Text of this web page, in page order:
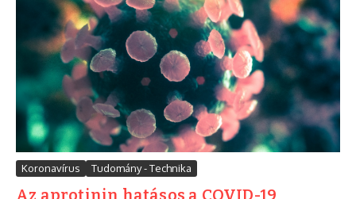
Koronavírus Tudomány - Technika